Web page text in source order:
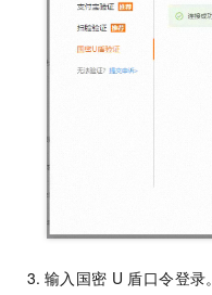
输入国密 U 盾口令登录。